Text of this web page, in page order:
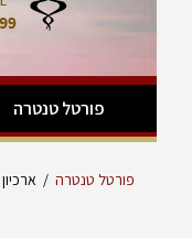
פורטל טנטרה
פורטל טנטרה /